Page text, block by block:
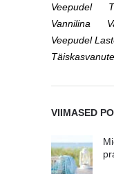
Veepudel
Vannilina
Veepudel
VIIMASED